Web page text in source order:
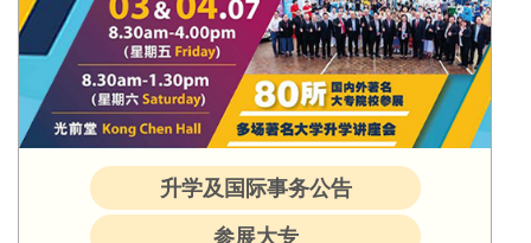
升学及国际事务公告
参展大专